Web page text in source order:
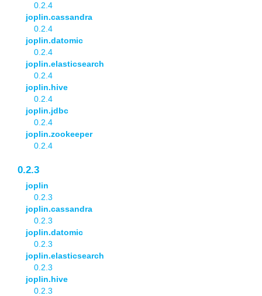
0.2.4
joplin.cassandra
0.2.4
joplin.datomic
0.2.4
joplin.elasticsearch
0.2.4
joplin.hive
0.2.4
joplin.jdbc
0.2.4
joplin.zookeeper
0.2.4
0.2.3
joplin
0.2.3
joplin.cassandra
0.2.3
joplin.datomic
0.2.3
joplin.elasticsearch
0.2.3
joplin.hive
0.2.3